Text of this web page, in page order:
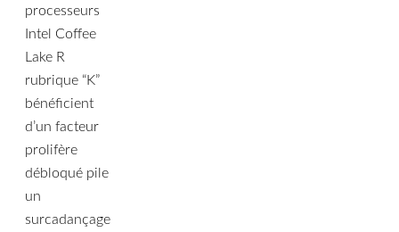
processeurs
Intel Coffee
Lake R
rubrique “K”
bénéficient
d’un facteur
prolifère
débloqué pile
un
surcadançage